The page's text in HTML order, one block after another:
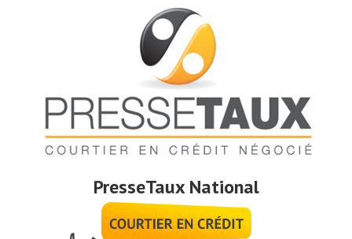
PresseTaux National